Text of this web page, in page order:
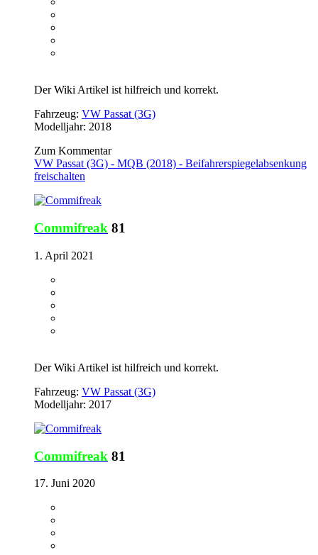
Der Wiki Artikel ist hilfreich und korrekt.
Fahrzeug: VW Passat (3G)
Modelljahr: 2018
Zum Kommentar
VW Passat (3G) - MQB (2018) - Beifahrerspiegelabsenkung
freischalten
Commifreak 81
1. April 2021
Der Wiki Artikel ist hilfreich und korrekt.
Fahrzeug: VW Passat (3G)
Modelljahr: 2017
Commifreak 81
17. Juni 2020